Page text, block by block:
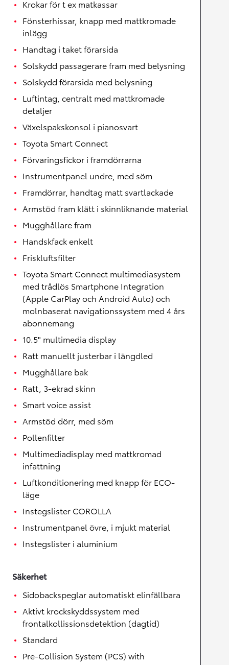
Krokar för t ex matkassar
Fönsterhissar, knapp med mattkromade
inlägg
Handtag i taket förarsida
Solskydd passagerare fram med belysning
Solskydd förarsida med belysning
Luftintag, centralt med mattkromade
detaljer
Växelspakskonsol i pianosvart
Toyota Smart Connect
Förvaringsfickor i framdörrarna
Instrumentpanel undre, med söm
Framdörrar, handtag matt svartlackade
Armstöd fram klätt i skinnliknande material
Mugghållare fram
Handskfack enkelt
Friskluftsfilter
Toyota Smart Connect multimediasystem
med trådlös Smartphone Integration
(Apple CarPlay och Android Auto) och
molnbaserat navigationssystem med 4 års
abonnemang
10.5" multimedia display
Ratt manuellt justerbar i längdled
Mugghållare bak
Ratt, 3-ekrad skinn
Smart voice assist
Armstöd dörr, med söm
Pollenfilter
Multimediadisplay med mattkromad
infattning
Luftkonditionering med knapp för ECO-
läge
Instegslister COROLLA
Instrumentpanel övre, i mjukt material
Instegslister i aluminium
Säkerhet
Sidobackspeglar automatiskt elinfällbara
Aktivt krockskyddssystem med
frontalkollissionsdetektion (dagtid)
Standard
Pre-Collision System (PCS) with